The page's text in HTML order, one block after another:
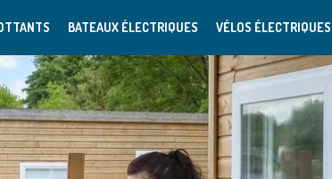
BATEAUX ÉLECTRIQUES VÉLOS ÉLECTRIQUES